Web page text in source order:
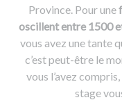
Province. Pour une
oscillent entre 1500
vous avez une tante
c’est peut-être le
vous l’avez
stage